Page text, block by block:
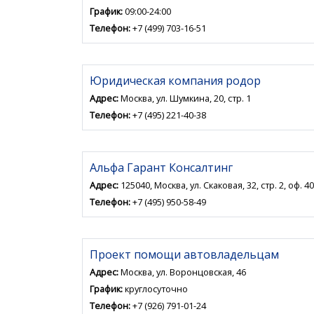
График:09:00-24:00
Телефон:+7 (499) 703-16-51
Юридическая компания родор
Адрес:Москва, ул. Шумкина, 20, стр. 1
Телефон:+7 (495) 221-40-38
Альфа Гарант Консалтинг
Адрес: 125040, Москва, ул. Скаковая, 32, стр. 2, оф.
Телефон:+7 (495) 950-58-49
Проект помощи автовладельцам
Адрес:Москва, ул. Воронцовская, 46
График:круглосуточно
Телефон:+7 (926) 791-01-24